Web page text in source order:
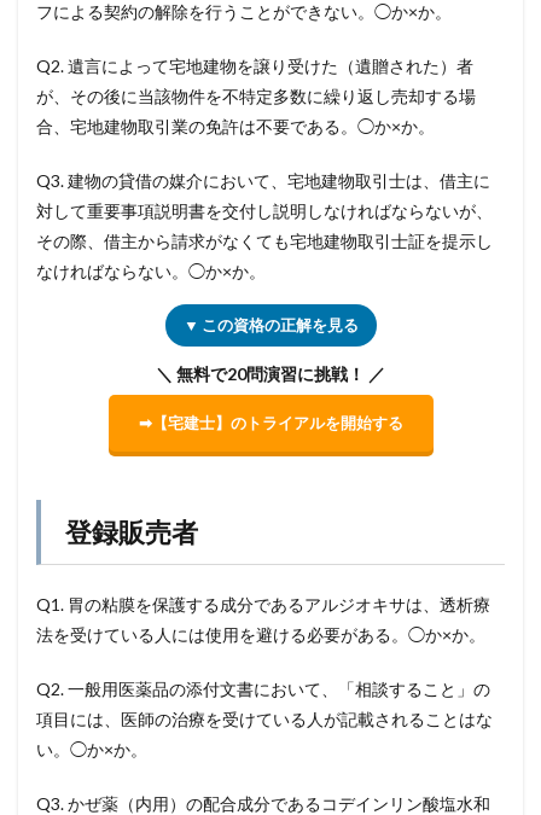
フによる契約の解除を行うことができない。◯か×か。
Q2. 遺言によって宅地建物を譲り受けた（遺贈された）者
が、その後に当該物件を不特定多数に繰り返し売却する場
合、宅地建物取引業の免許は不要である。◯か×か。
Q3. 建物の貸借の媒介において、宅地建物取引士は、借主に
対して重要事項説明書を交付し説明しなければならないが、
その際、借主から請求がなくても宅地建物取引士証を提示し
なければならない。◯か×か。
▼ この資格の正解を見る
＼ 無料で20問演習に挑戦！ ／
➡【宅建士】のトライアルを開始する
登録販売者
Q1. 胃の粘膜を保護する成分であるアルジオキサは、透析療
法を受けている人には使用を避ける必要がある。◯か×か。
Q2. 一般用医薬品の添付文書において、「相談すること」の
項目には、医師の治療を受けている人が記載されることはな
い。◯か×か。
Q3. かぜ薬（内用）の配合成分であるコデインリン酸塩水和